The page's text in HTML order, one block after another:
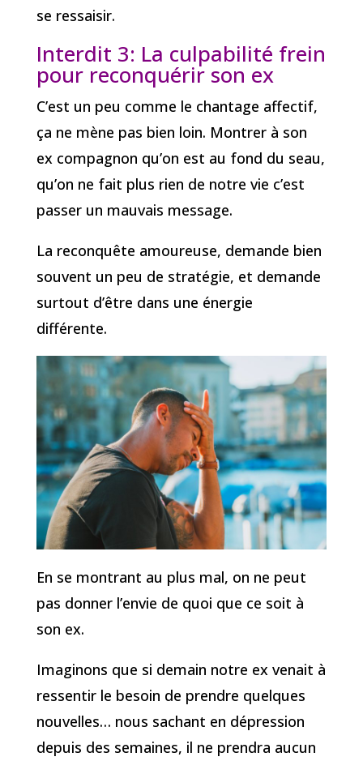
se ressaisir.
Interdit 3: La culpabilité frein
pour reconquérir son ex
C’est un peu comme le chantage affectif,
ça ne mène pas bien loin. Montrer à son
ex compagnon qu’on est au fond du seau,
qu’on ne fait plus rien de notre vie c’est
passer un mauvais message.
La reconquête amoureuse, demande bien
souvent un peu de stratégie, et demande
surtout d’être dans une énergie
différente.
En se montrant au plus mal, on ne peut
pas donner l’envie de quoi que ce soit à
son ex.
Imaginons que si demain notre ex venait à
ressentir le besoin de prendre quelques
nouvelles… nous sachant en dépression
depuis des semaines, il ne prendra aucun